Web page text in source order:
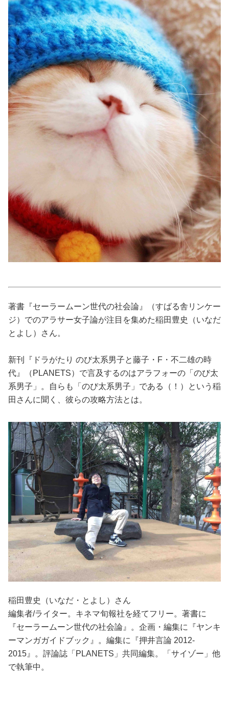
グルメ
トラベル
カルチャー/エンタメ
占い
性と愛
著書『セーラームーン世代の社会論』（すばる舎リンケー
ジ）でのアラサー女子論が注目を集めた稲田豊史（いなだ
とよし）さん。
新刊『ドラがたり のび太系男子と藤子・F・不二雄の時
代』（PLANETS）で言及するのはアラフォーの「のび太
系男子」。自らも「のび太系男子」である（！）という稲
田さんに聞く、彼らの攻略方法とは。
稲田豊史（いなだ・とよし）さん
編集者/ライター。キネマ旬報社を経てフリー。著書に
『セーラームーン世代の社会論』。企画・編集に『ヤンキ
ーマンガガイドブック』。編集に『押井言論 2012-
2015』。評論誌「PLANETS」共同編集。「サイゾー」他
で執筆中。